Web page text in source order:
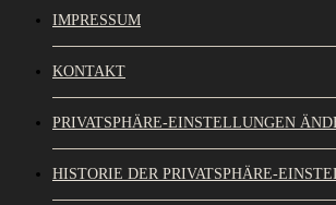
IMPRESSUM
KONTAKT
PRIVATSPHÄRE-EINSTELLUNGEN
HISTORIE DER PRIVATSPHÄRE-